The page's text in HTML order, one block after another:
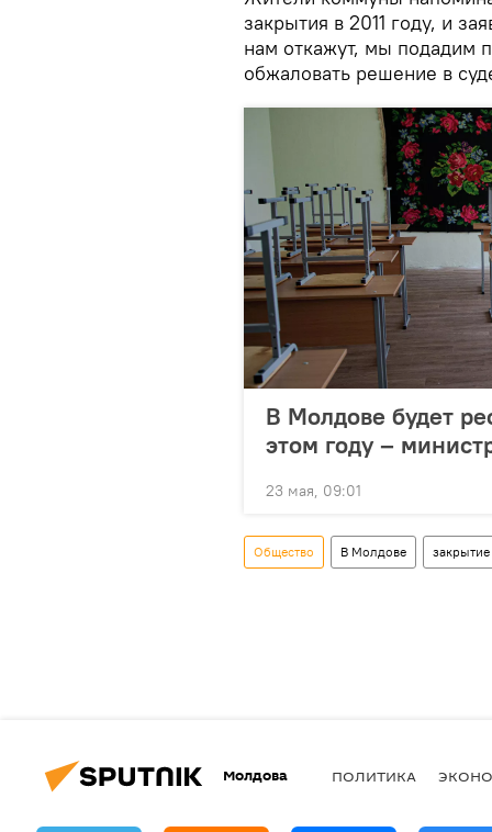
закрытия в 2011 году, и
нам откажут, мы подадим
обжаловать решение в
В Молдове будет
этом году –
23 мая, 09:01
Общество В Молдове
Молдова ПОЛИТИКА